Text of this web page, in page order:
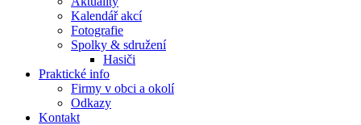
Kalendář akcí
Fotografie
Spolky & sdružení
Hasiči
Praktické info
Firmy v obci a okolí
Odkazy
Kontakt